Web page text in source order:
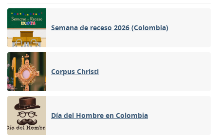
Semana de receso 2026 (Colombia)
Corpus Christi
Día del Hombre en Colombia